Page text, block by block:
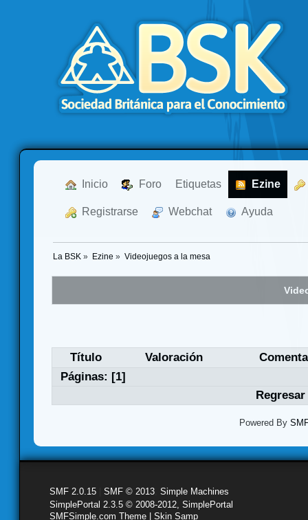
Inicio Foro Etiquetas Ezine
Registrarse Webchat Ayuda
La BSK » Ezine » Videojuegos a la mesa
Título Valoración
Páginas: [1]
Powered By
SMF 2.0.15 SMF © 2013 Simple Machines
SimplePortal 2.3.5 © 2008-2012, SimplePortal
SMFSimple.com Theme | Skin Samp